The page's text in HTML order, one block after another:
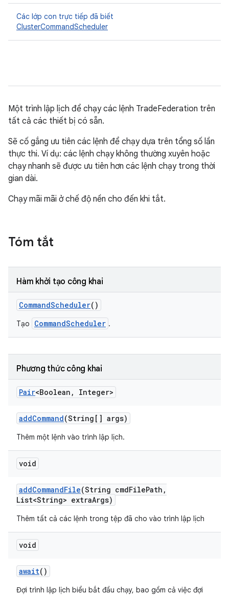
Các lớp con trực tiếp đã biết
ClusterCommandScheduler
Một trình lập lịch để chạy các lệnh TradeFederation trên
tất cả các thiết bị có sẵn.
Sẽ cố gắng ưu tiên các lệnh để chạy dựa trên tổng số lần
thực thi. Ví dụ: các lệnh chạy không thường xuyên hoặc
chạy nhanh sẽ được ưu tiên hơn các lệnh chạy trong thời
gian dài.
Chạy mãi mãi ở chế độ nền cho đến khi tắt.
Tóm tắt
Hàm khởi tạo công khai
CommandScheduler()
Tạo CommandScheduler .
Phương thức công khai
Pair<Boolean , Integer>
addCommand(String[] args)
Thêm một lệnh vào trình lập lịch.
void
addCommandFile(String cmdFilePath ,
List<String> extraArgs)
Thêm tất cả các lệnh trong tệp đã cho vào trình lập lịch
void
await()
Đợi trình lập lịch biểu bắt đầu chạy, bao gồm cả việc đợi